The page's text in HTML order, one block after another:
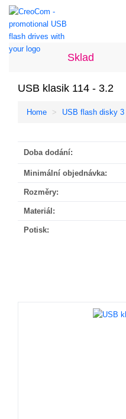
Sklad
USB klasik 114 - 3.2
Home USB flash disky 3
Doba dodání:
Minimální objednávka:
Rozměry:
Materiál:
Potisk: